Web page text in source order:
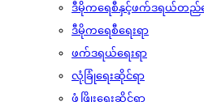
ဒီမိုကရေစီနှင့်ဖက်ဒရယ်တည်ဆ
ဒီမိုကရေစီရေးရာ
ဖက်ဒရယ်ရေးရာ
လုံခြုံရေးဆိုင်ရာ
ဖွံ့ဖြိုးရေးဆိုင်ရာ